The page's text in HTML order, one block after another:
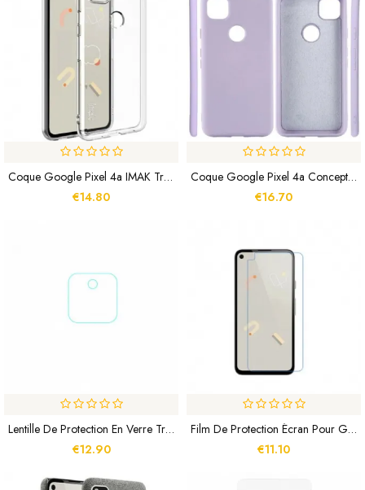
Coque Google Pixel 4a IMAK Transparente
€14.80
Coque Google Pixel 4a Conception Silicone Liquide
€16.70
Lentille De Protection En Verre Trempé Pour Google Pixel 4a
€12.90
Film De Protection Écran Pour Google Pixel 4a
€11.10